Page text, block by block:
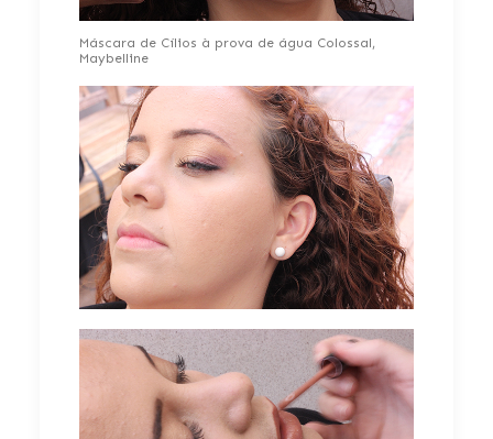
Máscara de Cílios à prova de água Colossal,
Maybelline